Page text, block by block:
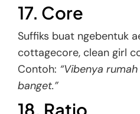
17. Core
Suffiks buat ngebentuk
cottagecore, clean girl
Contoh: “Vibenya
banget.”
18. Ratio